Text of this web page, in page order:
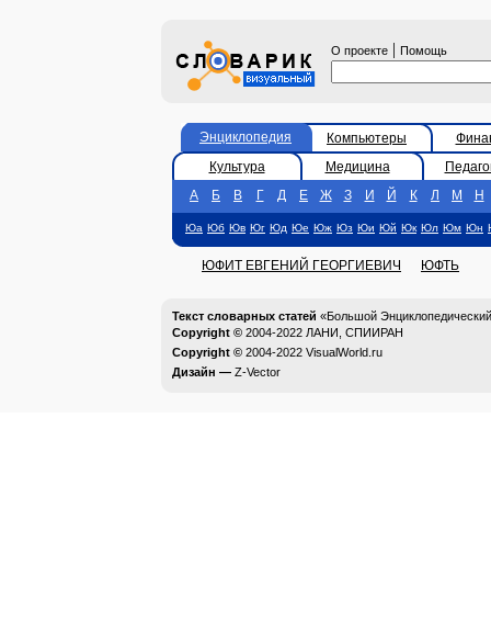
О проекте | Помощь
Энциклопедия Компьютеры
Культура
Медицина
А
Б В Г Д Е Ж З И Й К Л М Н
Юа Юб Юв Юг Юд Юе Юж Юз Юи Юй Юк Юл Юм Юн
ЮФИТ ЕВГЕНИЙ ГЕОРГИЕВИЧ ЮФТЬ
Текст словарных статей «Большой
Copyright © 2004-2022 ЛАНИ, СПИИРАН
Copyright © 2004-2022 VisualWorld.ru
Дизайн — Z-Vector